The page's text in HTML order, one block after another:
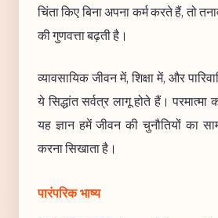
चिंता किए बिना अपना कर्म करते हैं, तो
की गुणवत्ता बढ़ती है।
व्यावसायिक जीवन में, शिक्षा में, और
ये सिद्धांत सर्वत्र लागू होते हैं। परमात्मा
यह ज्ञान हमें जीवन की चुनौतियों का
करना सिखाता है।
पारंपरिक भाष्य